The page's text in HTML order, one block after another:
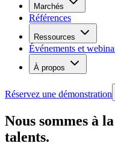
Marchés
Références
Ressources
Événements et
À propos
Réservez une démonstration
Nous sommes à
talents.